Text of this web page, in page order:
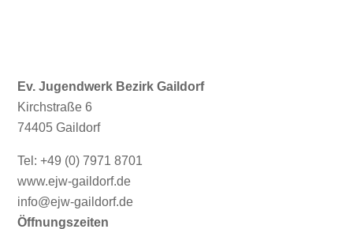
Ev. Jugendwerk Bezirk Gaildorf
Kirchstraße 6
74405 Gaildorf
Tel: +49 (0) 7971 8701
www.ejw-gaildorf.de
info@ejw-gaildorf.de
Öffnungszeiten